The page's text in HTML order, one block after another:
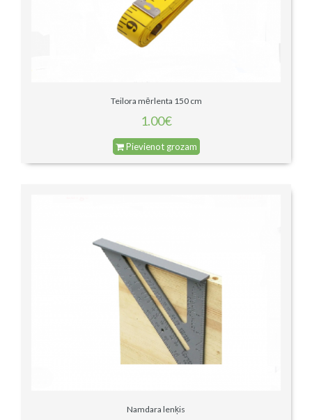
Teilora mērlenta 150 cm
1.00€
Pievienot grozam
Namdara lenķis